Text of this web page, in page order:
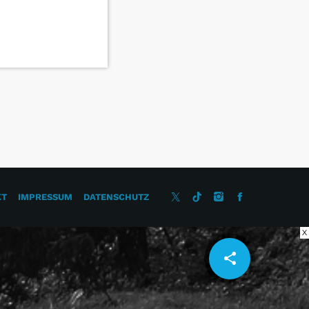
share
email
IMPRESSUM DATENSCHUTZ
X